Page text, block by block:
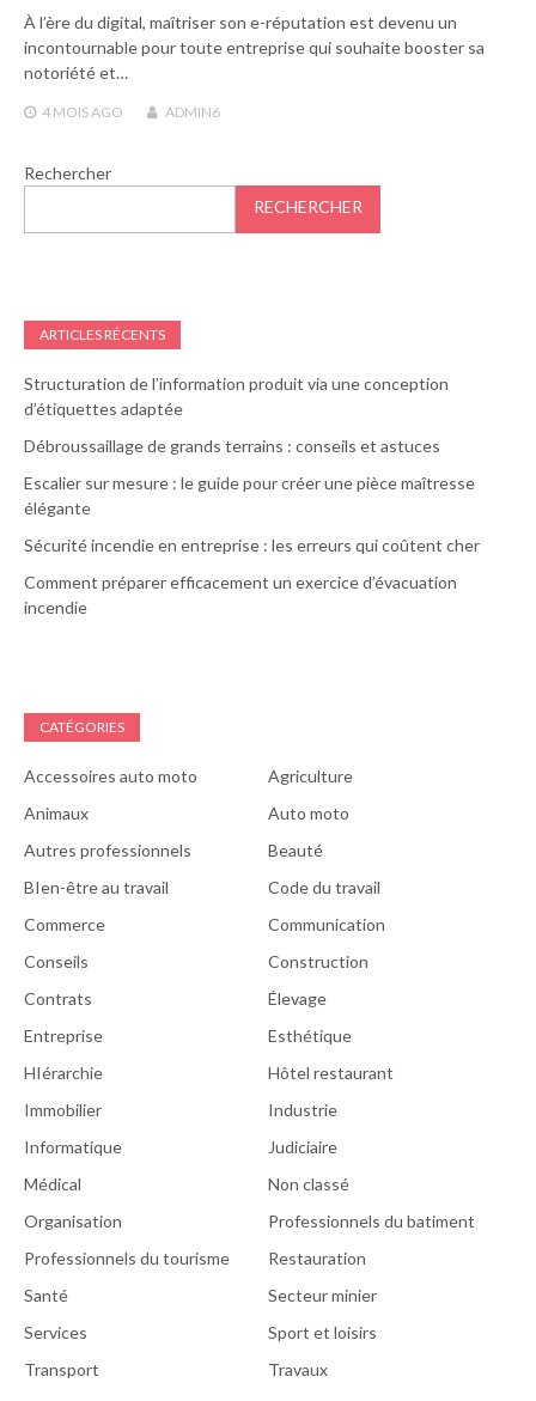
À l’ère du digital, maîtriser son e-réputation est devenu un
incontournable pour toute entreprise qui souhaite booster sa
notoriété et…
4 MOIS AGO ADMIN6
Rechercher
RECHERCHER
ARTICLES RÉCENTS
Structuration de l’information produit via une conception
d’étiquettes adaptée
Débroussaillage de grands terrains : conseils et astuces
Escalier sur mesure : le guide pour créer une pièce maîtresse
élégante
Sécurité incendie en entreprise : les erreurs qui coûtent cher
Comment préparer efficacement un exercice d’évacuation
incendie
CATÉGORIES
Accessoires auto moto
Agriculture
Animaux
Auto moto
Autres professionnels
Beauté
BIen-être au travail
Code du travail
Commerce
Communication
Conseils
Construction
Contrats
Élevage
Entreprise
Esthétique
HIérarchie
Hôtel restaurant
Immobilier
Industrie
Informatique
Judiciaire
Médical
Non classé
Organisation
Professionnels du batiment
Professionnels du tourisme
Restauration
Santé
Secteur minier
Services
Sport et loisirs
Transport
Travaux